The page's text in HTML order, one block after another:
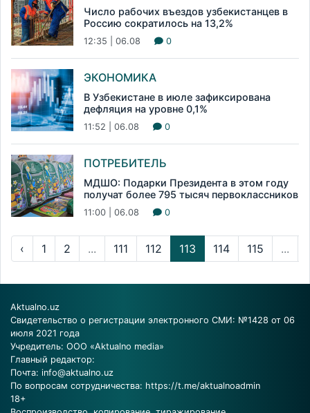
Число рабочих въездов узбекистанцев в
Россию сократилось на 13,2%
12:35 | 06.08 0
ЭКОНОМИКА
В Узбекистане в июле зафиксирована
дефляция на уровне 0,1%
11:52 | 06.08 0
ПОТРЕБИТЕЛЬ
МДШО: Подарки Президента в этом году
получат более 795 тысяч первоклассников
11:00 | 06.08 0
‹ 1 2 ... 111 112 113 114 115 ...
Aktualno.uz
Свидетельство о регистрации электронного СМИ: №1428 от 06
июля 2021 года
Учредитель: ООО «Aktualno media»
Главный редактор:
Почта: info@aktualno.uz
По вопросам сотрудничества: https://t.me/aktualnoadmin
18+